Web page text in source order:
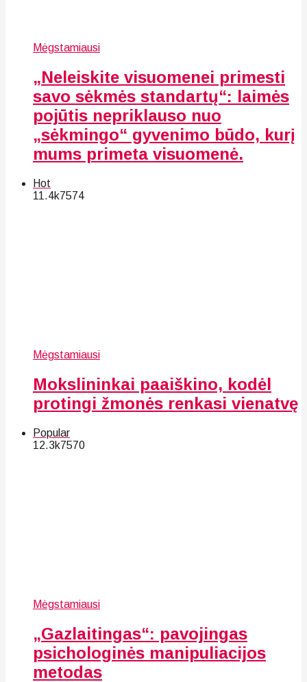
Mėgstamiausi
„Neleiskite visuomenei primesti
savo sėkmės standartų“: laimės
pojūtis nepriklauso nuo
„sėkmingo“ gyvenimo būdo, kurį
mums primeta visuomenė.
Hot
11.4k7574
Mėgstamiausi
Mokslininkai paaiškino, kodėl
protingi žmonės renkasi vienatvę
Popular
12.3k7570
Mėgstamiausi
„Gazlaitingas“: pavojingas
psichologinės manipuliacijos
metodas